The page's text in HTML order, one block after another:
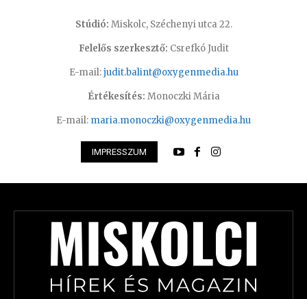
Stúdió: Miskolc, Széchenyi utca 22.
Felelős szerkesztő: Csrefkó Judit
E-mail:judit.balint@oxygenmedia.hu
Értékesítés: Monoczki Mária
E-mail: maria.monoczki@oxygenmedia.hu
IMPRESSZUM